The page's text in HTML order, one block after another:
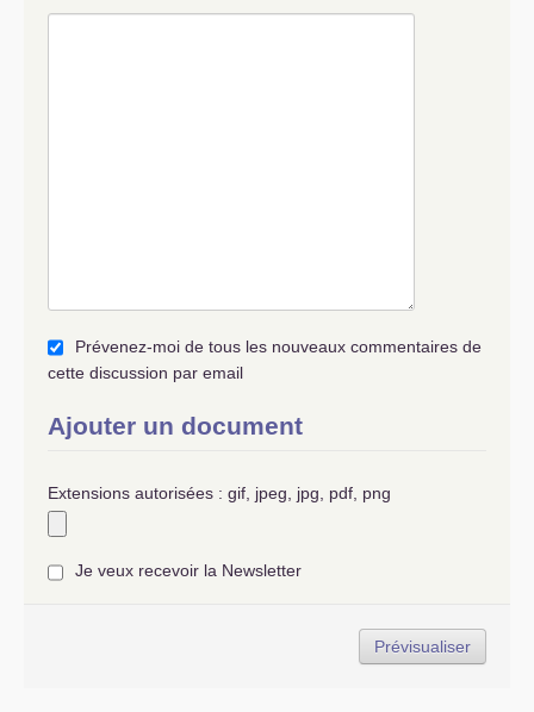
Prévenez-moi de tous les nouveaux commentaires de
cette discussion par email
Ajouter un document
Extensions autorisées : gif, jpeg, jpg, pdf, png
Je veux recevoir la Newsletter